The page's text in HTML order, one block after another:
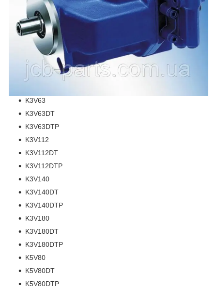
K3V63
K3V63DT
K3V63DTP
K3V112
K3V112DT
K3V112DTP
K3V140
K3V140DT
K3V140DTP
K3V180
K3V180DT
K3V180DTP
K5V80
K5V80DT
K5V80DTP